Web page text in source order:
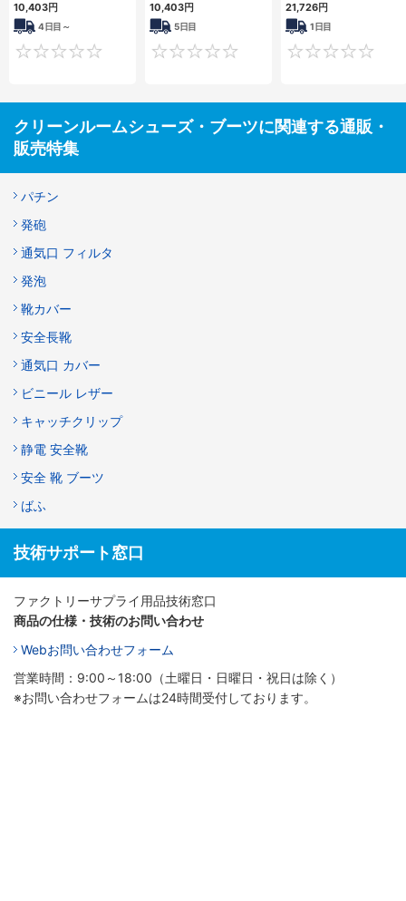
10,403円
4日目～
0
10,403円
5日目
0
21,726円
1日目
クリーンルームシューズ・ブーツに関連する通販・
販売特集
パチン
発砲
通気口 フィルタ
発泡
靴カバー
安全長靴
通気口 カバー
ビニール レザー
キャッチクリップ
静電 安全靴
安全 靴 ブーツ
ばふ
技術サポート窓口
ファクトリーサプライ用品技術窓口
商品の仕様・技術のお問い合わせ
Webお問い合わせフォーム
営業時間：9:00～18:00（土曜日・日曜日・祝日は除く）
※お問い合わせフォームは24時間受付しております。